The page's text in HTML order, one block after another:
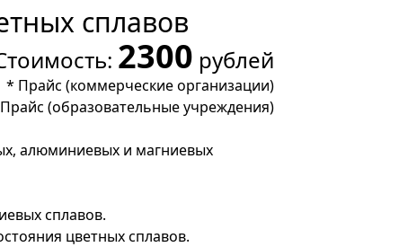
сплавов
2300 рублей
* Прайс (коммерческие организации)
Прайс (образовательные учреждения)
алюминиевых и магниевых
сплавов.
цветных сплавов.